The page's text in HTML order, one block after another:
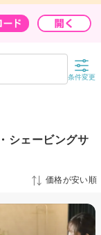
条件変更
シェービングサ
価格が安い順